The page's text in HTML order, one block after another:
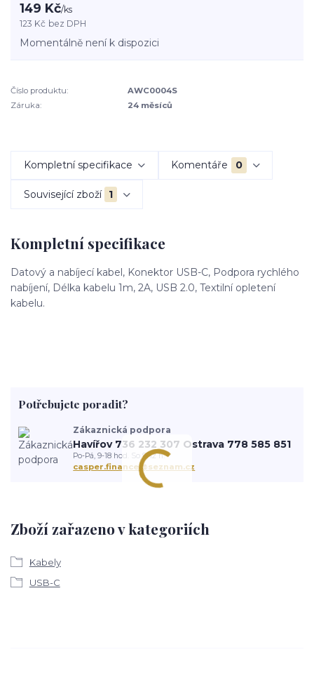
149 Kč/ks
123 Kč bez DPH
Momentálně není k dispozici
Číslo produktu:
AWC0004S
Záruka:
24 měsíců
Kompletní specifikace Komentáře 0
Související zboží 1
Kompletní specifikace
Datový a nabíjecí kabel, Konektor USB-C, Podpora rychlého
nabíjení, Délka kabelu 1m, 2A, USB 2.0, Textilní opletení
kabelu.
Zboží zařazeno v kategoriích
Kabely
USB-C
Potřebujete poradit?
Zákaznická podpora
Havířov 736 232 307 Ostrava 778 585 851
Po-Pá, 9-18 hod. So 9-12 h.
casper.finance@seznam.cz